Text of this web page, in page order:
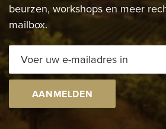
beurzen, workshops en meer
mailbox.
AANMELDEN